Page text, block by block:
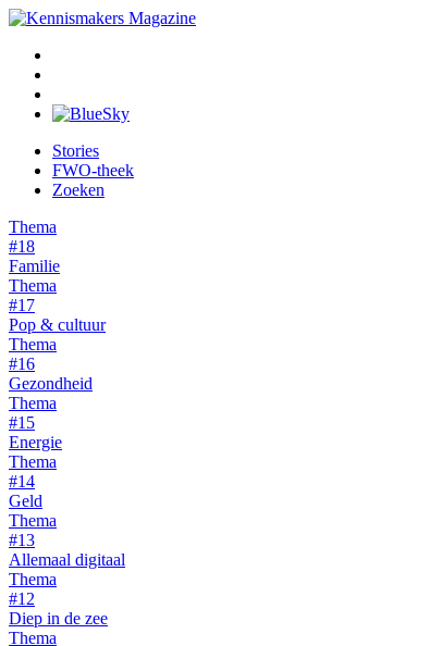
Overslaan
naar
inhoud
gaan
Social
media
Hoofdnavigatie
Stories
FWO-theek
Zoeken
Thema
#18
Familie
Thema
#17
Pop & cultuur
Thema
#16
Gezondheid
Thema
#15
Energie
Thema
#14
Geld
Thema
#13
Allemaal digitaal
Thema
#12
Diep in de zee
Thema